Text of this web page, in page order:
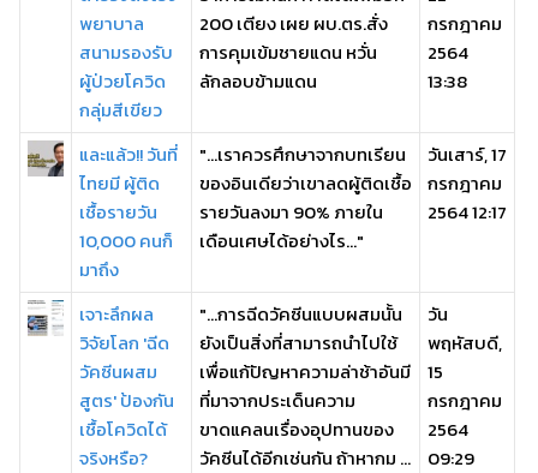
พยาบาล
สนามรองรับ
ผู้ป่วยโควิด
กลุ่มสีเขียว
200 เตียง เผย ผบ.ตร.สั่ง
การคุมเข้มชายแดน หวั่น
ลักลอบข้ามแดน
กรกฎาคม
2564
13:38
และแล้ว!! วันที่
ไทยมี ผู้ติด
เชื้อรายวัน
10,000 คนก็
มาถึง
"...เราควรศึกษาจากบทเรียน
ของอินเดียว่าเขาลดผู้ติดเชื้อ
รายวันลงมา 90% ภายใน
เดือนเศษได้อย่างไร..."
วันเสาร์, 17
กรกฎาคม
2564 12:17
เจาะลึกผล
วิจัยโลก 'ฉีด
วัคซีนผสม
สูตร' ป้องกัน
เชื้อโควิดได้
จริงหรือ?
"...การฉีดวัคซีนแบบผสมนั้น
ยังเป็นสิ่งที่สามารถนำไปใช้
เพื่อแก้ปัญหาความล่าช้าอันมี
ที่มาจากประเด็นความ
ขาดแคลนเรื่องอุปทานของ
วัคซีนได้อีกเช่นกัน ถ้าหากม ...
วัน
พฤหัสบดี,
15
กรกฎาคม
2564
09:29